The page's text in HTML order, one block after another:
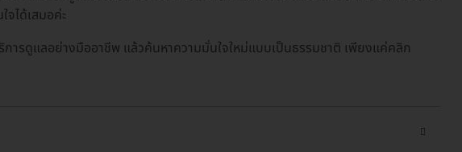
ได้เสมอค่ะ
ารดูแลอย่างมืออาชีพ แล้วค้นหาความมั่นใจใหม่แบบเป็นธรรมชาติ เพียงแค่คลิก